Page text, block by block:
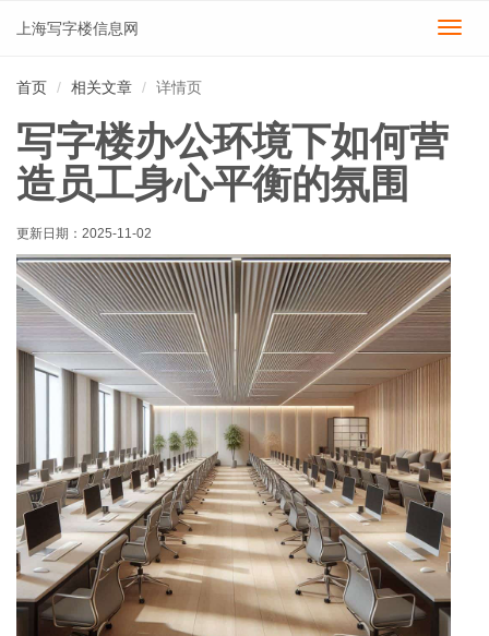
切
上海写字楼信息网
首页 相关文章 详情页
写字楼办公环境下如何营
造员工身心平衡的氛围
更新日期： 2025-11-02